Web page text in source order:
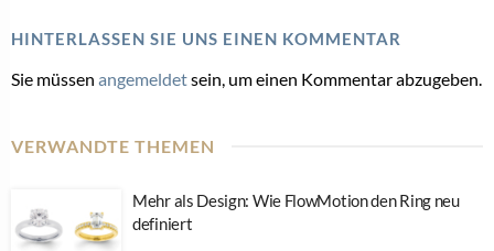
HINTERLASSEN SIE UNS EINEN KOMMENTAR
Sie müssen angemeldetsein, um einen Kommentar abzugeben.
VERWANDTE THEMEN
Mehr als Design: Wie FlowMotion den Ring neu
definiert